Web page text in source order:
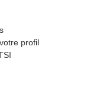
profil